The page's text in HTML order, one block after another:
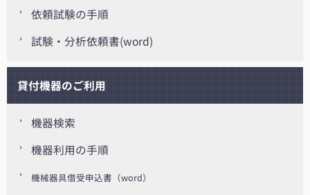
依頼試験の手順
試験・分析依頼書(word)
貸付機器のご利用
機器検索
機器利用の手順
機械器具借受申込書（word）